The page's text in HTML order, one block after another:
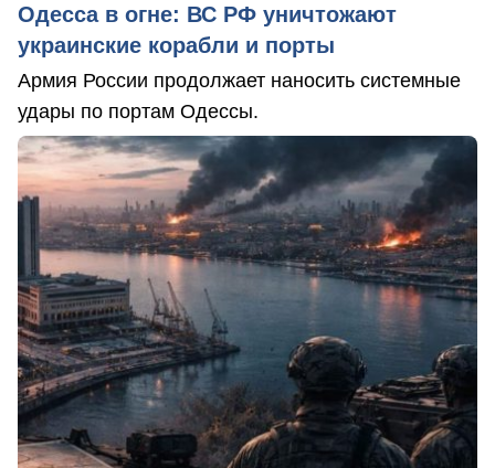
Одесса в огне: ВС РФ уничтожают
украинские корабли и порты
Армия России продолжает наносить системные
удары по портам Одессы.